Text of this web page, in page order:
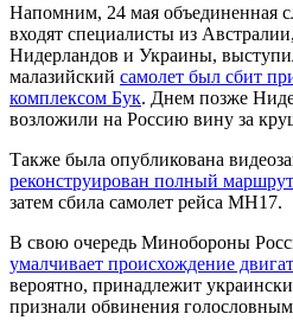
Напомним, 24 мая объединенная
входят специалисты из
Нидерландов и Украины,
малазийский самолет был сбит
комплексом Бук. Днем позже
возложили на Россию вину за
Также была опубликована
реконструирован полный
затем сбила самолет рейса МН17.
В свою очередь Минобороны
умалчивает происхождение
вероятно, принадлежит
признали обвинения